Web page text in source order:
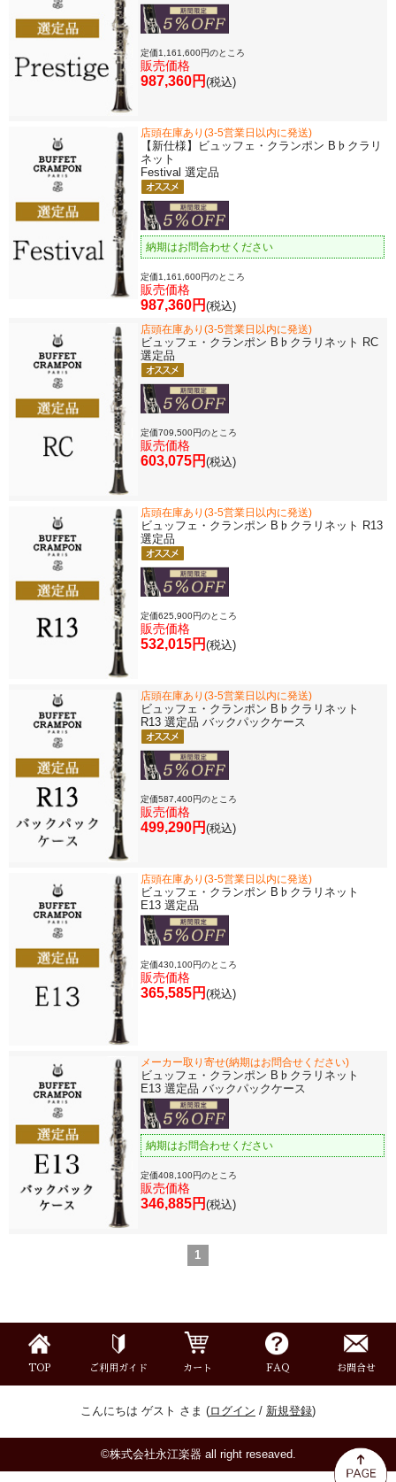
定価1,161,600円のところ
販売価格
987,360円 (税込)
店頭在庫あり(3-5営業日以内に発送)
【新仕様】ビュッフェ・クランポン B♭クラリ
ネット
Festival 選定品
納期はお問合わせください
定価1,161,600円のところ
販売価格
987,360円 (税込)
店頭在庫あり(3-5営業日以内に発送)
ビュッフェ・クランポン B♭クラリネット RC
選定品
定価709,500円のところ
販売価格
603,075円 (税込)
店頭在庫あり(3-5営業日以内に発送)
ビュッフェ・クランポン B♭クラリネット R13
選定品
定価625,900円のところ
販売価格
532,015円 (税込)
店頭在庫あり(3-5営業日以内に発送)
ビュッフェ・クランポン B♭クラリネット
R13 選定品 バックパックケース
定価587,400円のところ
販売価格
499,290円 (税込)
店頭在庫あり(3-5営業日以内に発送)
ビュッフェ・クランポン B♭クラリネット
E13 選定品
定価430,100円のところ
販売価格
365,585円 (税込)
メーカー取り寄せ(納期はお問合せください)
ビュッフェ・クランポン B♭クラリネット
E13 選定品 バックパックケース
納期はお問合わせください
定価408,100円のところ
販売価格
346,885円 (税込)
1
TOP ご利用ガイド カート FAQ お問合せ
こんにちは ゲスト さま (ログイン / 新規登録)
©株式会社永江楽器 all right reseaved.